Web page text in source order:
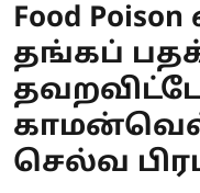
Food
தங்கப்
செல்வ